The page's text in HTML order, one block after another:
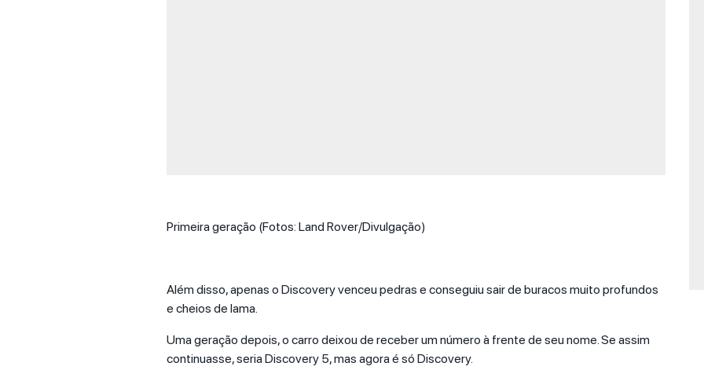
Primeira geração (Fotos: Land Rover/Divulgação)
Além disso, apenas o Discovery venceu pedras e conseguiu sair de buracos muito profundos
e cheios de lama.
Uma geração depois, o carro deixou de receber um número à frente de seu nome. Se assim
continuasse, seria Discovery 5, mas agora é só Discovery.